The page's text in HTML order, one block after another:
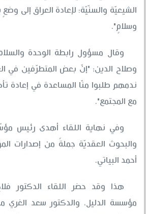
الشيعيّة والسنّيّة؛ لإعادة العراق إلى
وسلامٍ".
وقال مسؤول رابطة الوحدة
وصلاح الدين: "إنّ بعض المتطرّفين في
ندمهم طلبوا منّا المساعدة في إعادة
مع المجتمع".
وفي نهاية اللقاء أهدى رئيس
والبحوث العقديّة جملةً من إصدارات
أحمد البياتي.
هذا وقد حضر اللقاء الدكتور
مؤسسة الدليل، والدكتور سعد الغري